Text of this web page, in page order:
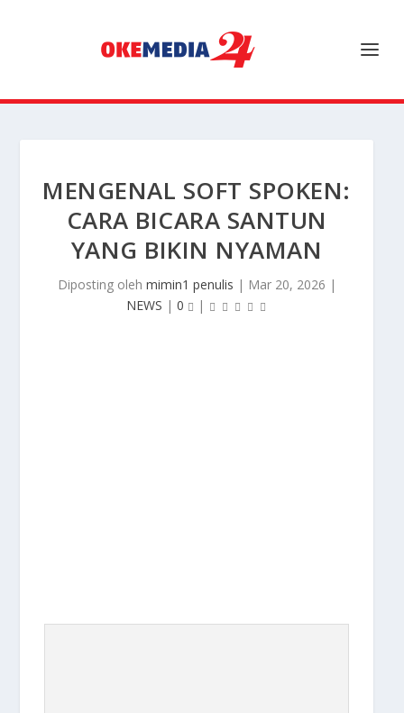
MENGENAL SOFT SPOKEN:
CARA BICARA SANTUN
YANG BIKIN NYAMAN
Diposting oleh mimin1 penulis | Mar 20, 2026 |
NEWS | 0 |